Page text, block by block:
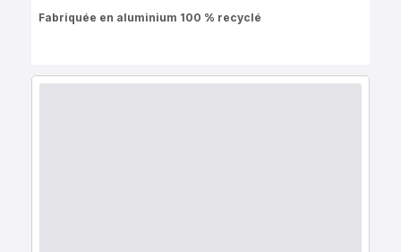
Fabriquée en aluminium 100 % recyclé